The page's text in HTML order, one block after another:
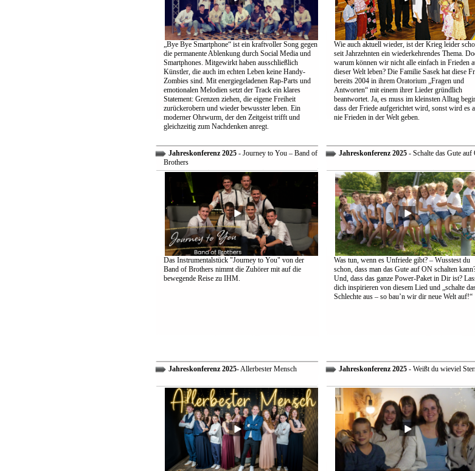
„Bye Bye Smartphone“ ist ein kraftvoller Song gegen
die permanente Ablenkung durch Social Media und
Smartphones. Mitgewirkt haben ausschließlich
Künstler, die auch im echten Leben keine Handy-
Zombies sind. Mit energiegeladenen Rap-Parts und
emotionalen Melodien setzt der Track ein klares
Statement: Grenzen ziehen, die eigene Freiheit
zurückerobern und wieder bewusster leben. Ein
moderner Ohrwurm, der den Zeitgeist trifft und
gleichzeitig zum Nachdenken anregt.
Wie auch aktuell wieder, ist der Krieg leider
seit Jahrzehnten ein wiederkehrendes Thema.
warum können wir nicht alle einfach in Frieden
dieser Welt leben? Die Familie Sasek hat diese
bereits 2004 in ihrem Oratorium „Fragen und
Antworten“ mit einem ihrer Lieder gründlich
beantwortet. Ja, es muss im kleinsten Alltag
dass der Friede aufgerichtet wird, sonst wird es
nie Frieden in der Welt geben.
Jahreskonferenz 2025- Journey to You – Band of
Brothers
Das Instrumentalstück "Journey to You" von der
Band of Brothers nimmt die Zuhörer mit auf die
bewegende Reise zu IHM.
Jahreskonferenz 2025- Schalte das Gute auf
Was tun, wenn es Unfriede gibt? – Wusstest du
schon, dass man das Gute auf ON schalten
Und, dass das ganze Power-Paket in Dir ist?
dich inspirieren von diesem Lied und „schalte
Schlechte aus – so bau’n wir dir neue Welt auf!“
Jahreskonferenz 2025- Allerbester Mensch Jahreskonferenz 2025- Weißt du wieviel